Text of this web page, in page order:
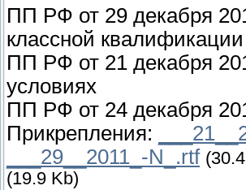
ПП РФ от 29 декабря
классной
ПП РФ от 21 декабря
условиях
ПП РФ от 24 декабря
Прикрепления:
___29__2011_-N_.rtf
(19.9 Kb)